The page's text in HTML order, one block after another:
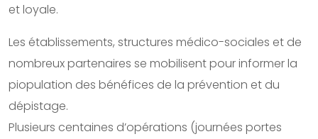
et loyale.
Les établissements, structures médico-sociales et de
nombreux partenaires se mobilisent pour informer la
piopulation des bénéfices de la prévention et du
dépistage.
Plusieurs centaines d’opérations (journées portes